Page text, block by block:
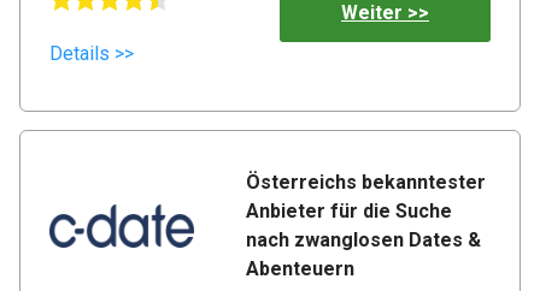
Details >>
Weiter >>
Österreichs bekanntester
Anbieter für die Suche
nach zwanglosen Dates &
Abenteuern